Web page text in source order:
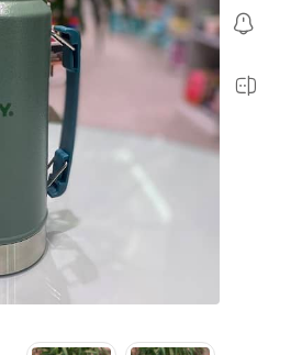
لوازم اتاق نوزاد و کودک
اسباب بازی دخترانه و پسرانه
اسباب بازی نوزاد